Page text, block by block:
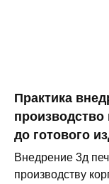
Практика
производство
до готового
Внедрение 3д
производству